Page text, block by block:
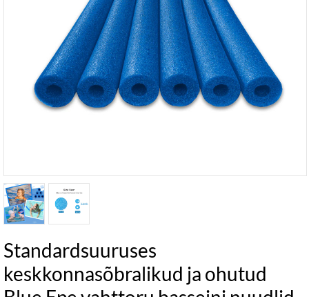
Standardsuuruses
keskkonnasõbralikud ja ohutud